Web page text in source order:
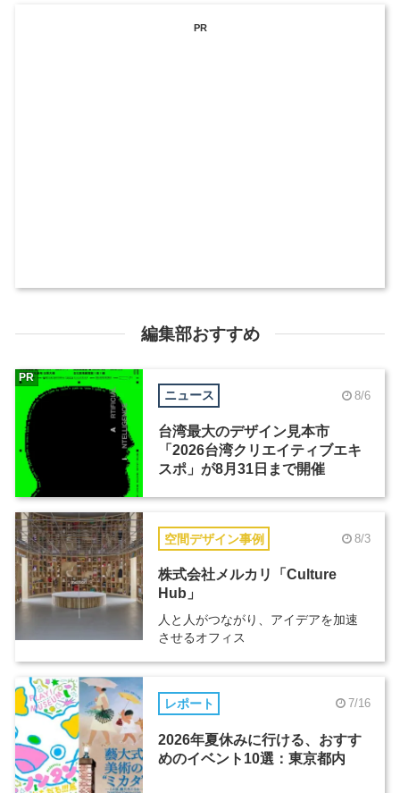
PR
編集部おすすめ
ニュース 8/6
台湾最大のデザイン見本市
「2026台湾クリエイティブエキ
スポ」が8月31日まで開催
PR
空間デザイン事例 8/3
株式会社メルカリ「Culture
Hub」
人と人がつながり、アイデアを加速
させるオフィス
レポート 7/16
2026年夏休みに行ける、おすす
めのイベント10選：東京都内